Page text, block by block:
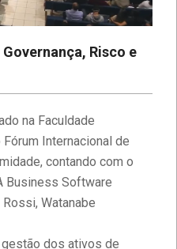
Risco e
na Faculdade
Internacional de
contando com o
Business Software
Watanabe
dos ativos de
Faculdade IBPTECH
site dedicado à
Inclusão na Faculdade